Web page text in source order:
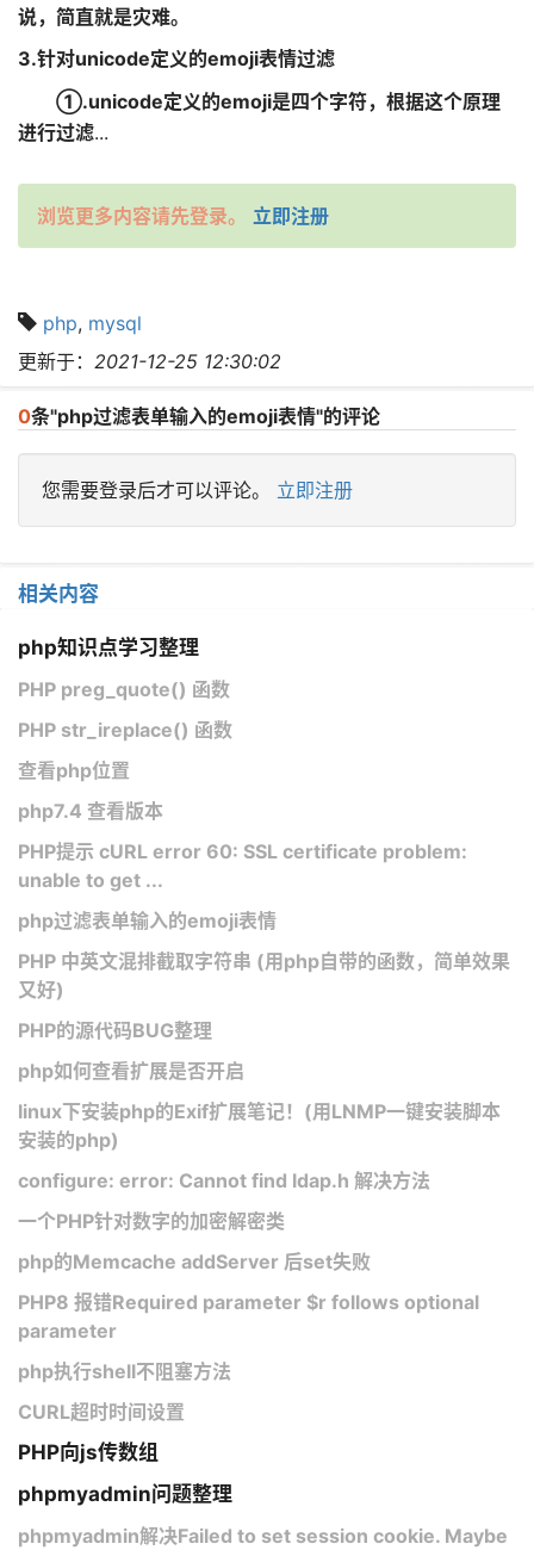
说，简直就是灾难。
3.针对unicode定义的emoji表情过滤
①.unicode定义的emoji是四个字符，根据这个原理
进行过滤...
浏览更多内容请先登录。 立即注册
php, mysql
更新于： 2021-12-25 12:30:02
0条"php过滤表单输入的emoji表情"的评论
您需要登录后才可以评论。 立即注册
相关内容
php知识点学习整理
PHP preg_quote() 函数
PHP str_ireplace() 函数
查看php位置
php7.4 查看版本
PHP提示 cURL error 60: SSL certificate problem:
unable to get ...
php过滤表单输入的emoji表情
PHP 中英文混排截取字符串 (用php自带的函数，简单效果
又好)
PHP的源代码BUG整理
php如何查看扩展是否开启
linux下安装php的Exif扩展笔记！(用LNMP一键安装脚本
安装的php)
configure: error: Cannot find ldap.h 解决方法
一个PHP针对数字的加密解密类
php的Memcache addServer 后set失败
PHP8 报错Required parameter $r follows optional
parameter
php执行shell不阻塞方法
CURL超时时间设置
PHP向js传数组
phpmyadmin问题整理
phpmyadmin解决Failed to set session cookie. Maybe